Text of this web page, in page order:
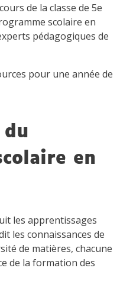
de la classe de 5e
scolaire en
pédagogiques de
pour une année de
du
en
les apprentissages
les connaissances de
de matières, chacune
de la formation des